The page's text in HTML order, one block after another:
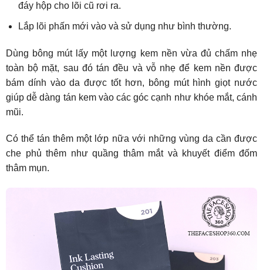
đáy hộp cho lõi cũ rơi ra.
Lắp lõi phấn mới vào và sử dụng như bình thường.
Dùng bông mút lấy một lượng kem nền vừa đủ chấm nhẹ
toàn bộ mặt, sau đó tán đều và vỗ nhẹ để kem nền được
bám dính vào da được tốt hơn, bông mút hình giọt nước
giúp dễ dàng tán kem vào các góc cạnh như khóe mắt, cánh
mũi.
Có thể tán thêm một lớp nữa với những vùng da cần được
che phủ thêm như quầng thâm mắt và khuyết điểm đốm
thâm mụn.